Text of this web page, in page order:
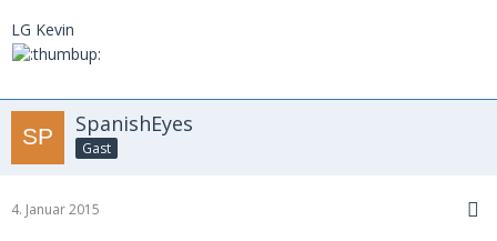
LG Kevin
SpanishEyes
Gast
4. Januar 2015